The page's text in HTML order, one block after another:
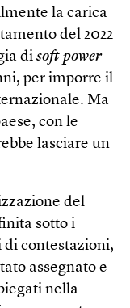
la carica
del 2022
di soft power
per imporre il
Ma
con le
lasciare un
del
sotto i
contestazioni,
assegnato e
nella